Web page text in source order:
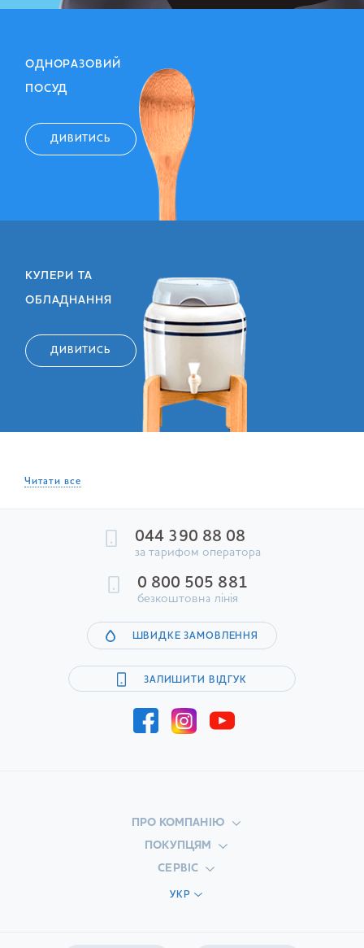
ОДНОРАЗОВИЙ
ПОСУД
ДИВИТИСЬ
КУЛЕРИ ТА
ОБЛАДНАННЯ
ДИВИТИСЬ
Читати все
044 390 88 08
за тарифом оператора
0 800 505 881
безкоштовна лінія
ШВИДКЕ ЗАМОВЛЕННЯ
ЗАЛИШИТИ ВІДГУК
ПРО КОМПАНІЮ
ПОКУПЦЯМ
СЕРВІС
УКР